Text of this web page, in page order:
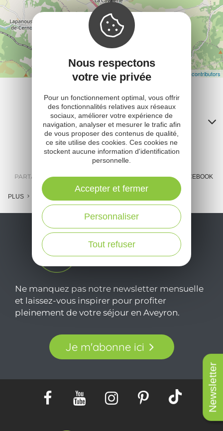
Newsletter
Leaflet | Map data © OpenStreetMap contributors
Contacts
PARTAGER : E-MAIL MESSENGER FACEBOOK
PLUS
Ne manquez pas notre newsletter mensuelle
et laissez-vous inspirer pour profiter
pleinement de votre séjour en Aveyron.
Je m'abonne ici
Nous respectons
votre vie privée
Pour un fonctionnement optimal, vous offrir
des fonctionnalités relatives aux réseaux
sociaux, améliorer votre expérience de
navigation, analyser et mesurer le trafic afin
de vous proposer des contenus de qualité,
ce site utilise des cookies. Ces cookies ne
stockent aucune information d'identification
personnelle.
Tout refuser
Personnaliser
Accepter et fermer